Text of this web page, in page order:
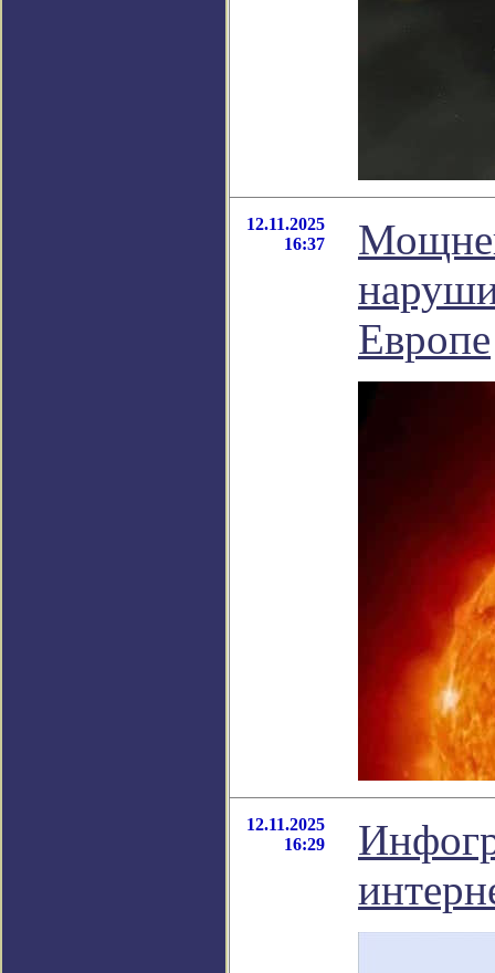
12.11.2025
16:37
Европе
12.11.2025
16:29